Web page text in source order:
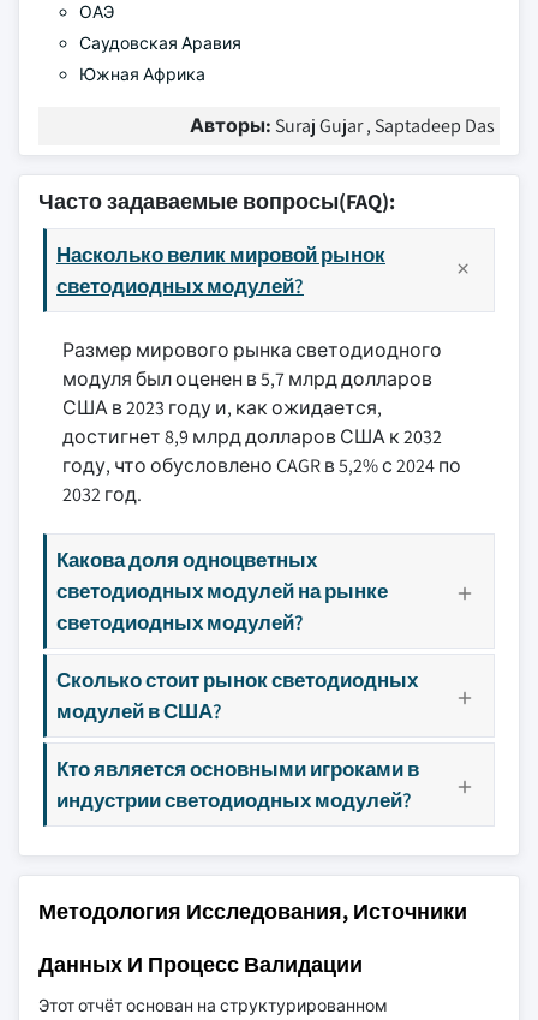
ОАЭ
Саудовская Аравия
Южная Африка
Авторы: Suraj Gujar , Saptadeep Das
Часто задаваемые вопросы(FAQ):
Насколько велик мировой рынок
светодиодных модулей?
Размер мирового рынка светодиодного
модуля был оценен в 5,7 млрд долларов
США в 2023 году и, как ожидается,
достигнет 8,9 млрд долларов США к 2032
году, что обусловлено CAGR в 5,2% с 2024 по
2032 год.
Какова доля одноцветных
светодиодных модулей на рынке
светодиодных модулей?
Сколько стоит рынок светодиодных
модулей в США?
Кто является основными игроками в
индустрии светодиодных модулей?
Методология Исследования, Источники
Данных И Процесс Валидации
Этот отчёт основан на структурированном